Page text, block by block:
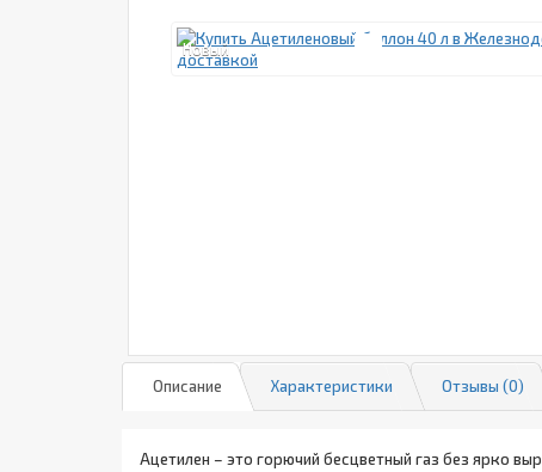
Новый
Описание Характеристики Отзывы (0)
Ацетилен – это горючий бесцветный газ без ярко